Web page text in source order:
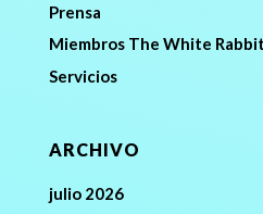
Prensa
Miembros The White Rabbit
Servicios
ARCHIVO
julio 2026